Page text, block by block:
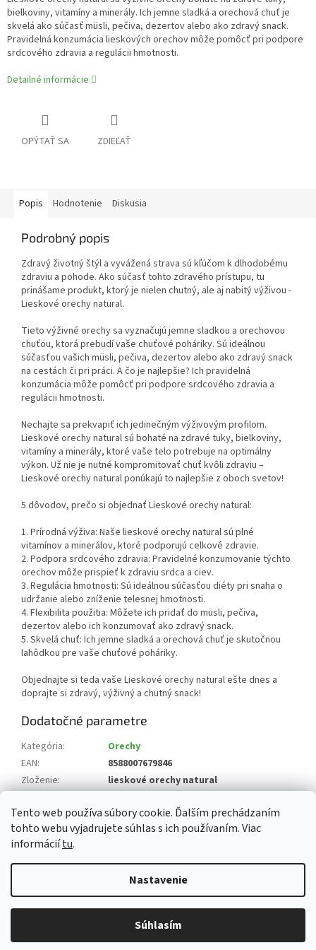
Tento web používa súbory cookie. Ďalším prechádzaním
tohto webu vyjadrujete súhlas s ich používaním. Viac
informáciítu.
Nastavenie
Súhlasím
bielkoviny, vitamíny a minerály. Ich jemne sladká a orechová chuť je
skvelá ako súčasť müsli, pečiva, dezertov alebo ako zdravý snack.
Pravidelná konzumácia lieskových orechov môže pomôcť pri podpore
srdcového zdravia a regulácii hmotnosti.
Detailné informácie
OPÝTAŤ SA ZDIEĽAŤ
Popis Hodnotenie Diskusia
Podrobný popis
Zdravý životný štýl a vyvážená strava sú kľúčom k dlhodobému
zdraviu a pohode. Ako súčasť tohto zdravého prístupu, tu
prinášame produkt, ktorý je nielen chutný, ale aj nabitý výživou -
Lieskové orechy natural.
Tieto výživné orechy sa vyznačujú jemne sladkou a orechovou
chuťou, ktorá prebudí vaše chuťové poháriky. Sú ideálnou
súčasťou vašich müsli, pečiva, dezertov alebo ako zdravý snack
na cestách či pri práci. A čo je najlepšie? Ich pravidelná
konzumácia môže pomôcť pri podpore srdcového zdravia a
regulácii hmotnosti.
Nechajte sa prekvapiť ich jedinečným výživovým profilom.
Lieskové orechy natural sú bohaté na zdravé tuky, bielkoviny,
vitamíny a minerály, ktoré vaše telo potrebuje na optimálny
výkon. Už nie je nutné kompromitovať chuť kvôli zdraviu –
Lieskové orechy natural ponúkajú to najlepšie z oboch svetov!
5 dôvodov, prečo si objednať Lieskové orechy natural:
1. Prírodná výživa: Naše lieskové orechy natural sú plné
vitamínov a minerálov, ktoré podporujú celkové zdravie.
2. Podpora srdcového zdravia: Pravidelné konzumovanie týchto
orechov môže prispieť k zdraviu srdca a ciev.
3. Regulácia hmotnosti: Sú ideálnou súčasťou diéty pri snaha o
udržanie alebo zníženie telesnej hmotnosti.
4. Flexibilita použitia: Môžete ich pridať do müsli, pečiva,
dezertov alebo ich konzumovať ako zdravý snack.
5. Skvelá chuť: Ich jemne sladká a orechová chuť je skutočnou
lahôdkou pre vaše chuťové poháriky.
Objednajte si teda vaše Lieskové orechy natural ešte dnes a
doprajte si zdravý, výživný a chutný snack!
Dodatočné parametre
Kategória:
Orechy
EAN:
8588007679846
Zloženie:
lieskové orechy natural
? Alergény: 8 orechy a výrobky z nich
Vytvoril Shoptet
Zdravé potraviny. Všetky práva vyhradené.